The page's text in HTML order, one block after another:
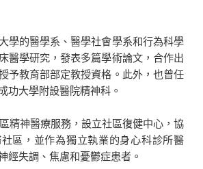
對健康的影響。
醫，深入探索來訪者的心靈世界，
支持，以幫助他們恢復身心健康更是
。
學的醫學系、醫學社會學系和行為科學
醫學研究，發表多篇學術論文，合作出
予教育部部定教授資格。此外，也曾任
功大學附設醫院精神科。
精神醫療服務，設立社區復健中心，協
區，並作為獨立執業的身心科診所醫
經失調、焦慮和憂鬱症患者。